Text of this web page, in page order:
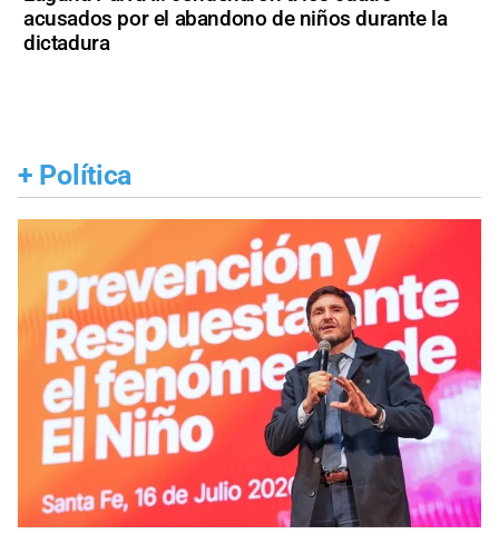
acusados por el abandono de niños durante la
dictadura
+ Política